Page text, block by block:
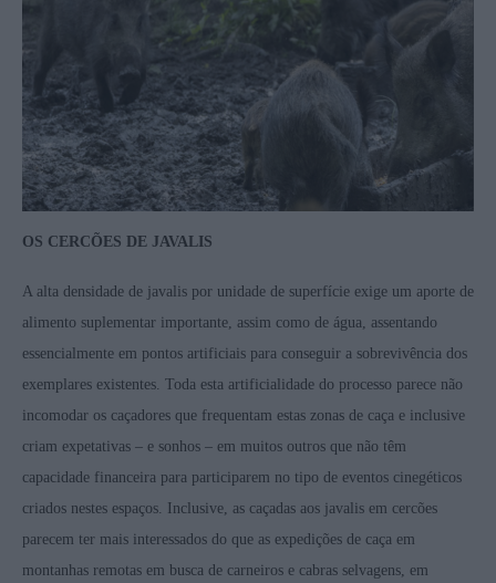
OS CERCÕES DE JAVALIS
A alta densidade de javalis por unidade de superfície exige um aporte de
alimento suplementar importante, assim como de água, assentando
essencialmente em pontos artificiais para conseguir a sobrevivência dos
exemplares existentes. Toda esta artificialidade do processo parece não
incomodar os caçadores que frequentam estas zonas de caça e inclusive
criam expetativas – e sonhos – em muitos outros que não têm
capacidade financeira para participarem no tipo de eventos cinegéticos
criados nestes espaços. Inclusive, as caçadas aos javalis em cercões
parecem ter mais interessados do que as expedições de caça em
montanhas remotas em busca de carneiros e cabras selvagens, em